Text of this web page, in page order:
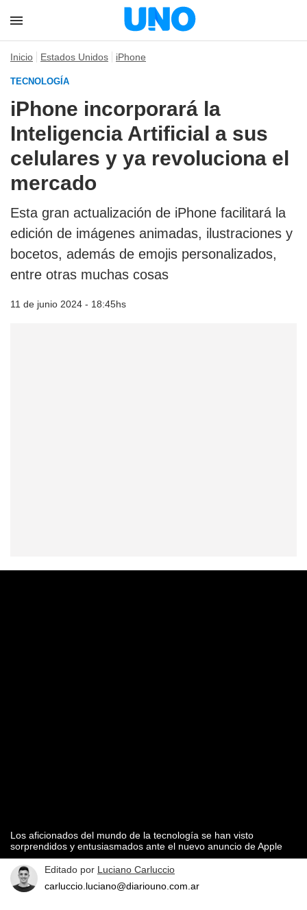
Inicio Estados Unidos iPhone
TECNOLOGÍA
iPhone incorporará la
Inteligencia Artificial a sus
celulares y ya revoluciona el
mercado
Esta gran actualización de iPhone facilitará la
edición de imágenes animadas, ilustraciones y
bocetos, además de emojis personalizados,
entre otras muchas cosas
11 de junio 2024 - 18:45hs
Los aficionados del mundo de la tecnología se han visto
sorprendidos y entusiasmados ante el nuevo anuncio de Apple
Editado por Luciano Carluccio
carluccio.luciano@diariouno.com.ar